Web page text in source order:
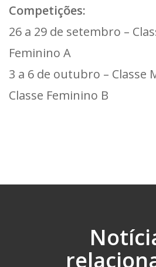
Competições:
26 a 29 de setembro –
Feminino A
3 a 6 de outubro – Classe
Classe Feminino B